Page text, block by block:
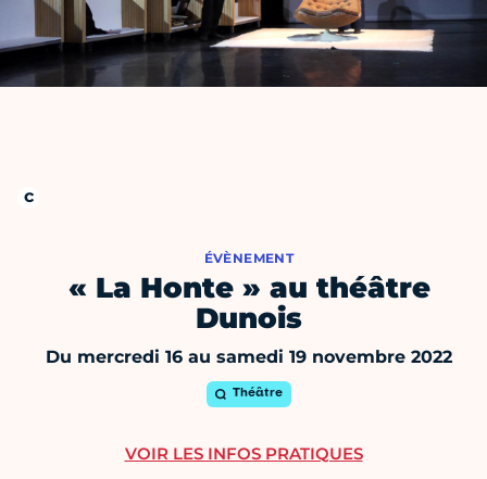
ÉVÈNEMENT
« La Honte » au théâtre
Dunois
Du mercredi 16 au samedi 19 novembre 2022
Théâtre
VOIR LES INFOS PRATIQUES